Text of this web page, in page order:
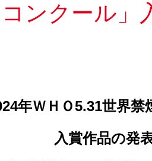
ンクール」
年ＷＨＯ5.31世界
入賞作品の発